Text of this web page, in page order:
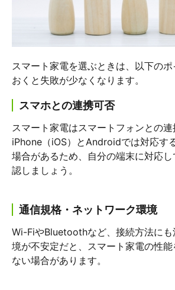
スマート家電を選ぶときは、以下の
おくと失敗が少なくなります。
スマホとの連携可否
スマート家電はスマートフォンとの連
iPhone（iOS）とAndroidでは対応す
場合があるため、自分の端末に対応
認しましょう。
通信規格・ネットワーク環境
Wi-FiやBluetoothなど、接続方法に
境が不安定だと、スマート家電の性
ない場合があります。